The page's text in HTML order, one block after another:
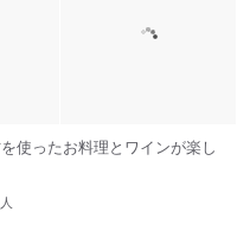
使ったお料理とワインが楽し
人